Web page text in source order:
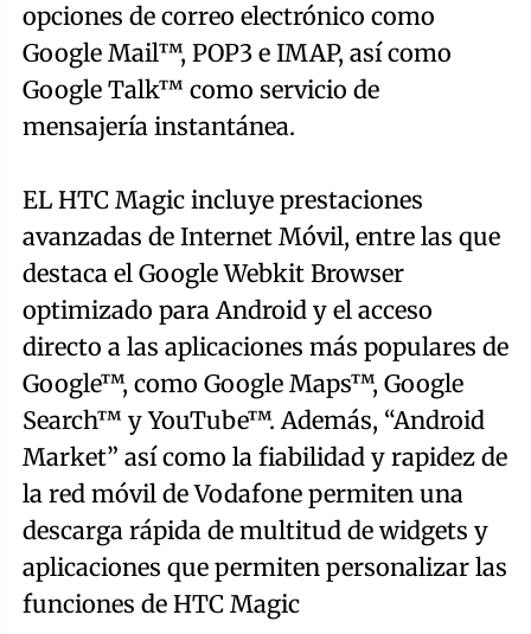
opciones de correo electrónico como
Google Mail™, POP3 e IMAP, así como
Google Talk™ como servicio de
mensajería instantánea.
EL HTC Magic incluye prestaciones
avanzadas de Internet Móvil, entre las que
destaca el Google Webkit Browser
optimizado para Android y el acceso
directo a las aplicaciones más populares de
Google™, como Google Maps™, Google
Search™ y YouTube™. Además, “Android
Market” así como la fiabilidad y rapidez de
la red móvil de Vodafone permiten una
descarga rápida de multitud de widgets y
aplicaciones que permiten personalizar las
funciones de HTC Magic